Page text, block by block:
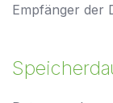
Empfänger der